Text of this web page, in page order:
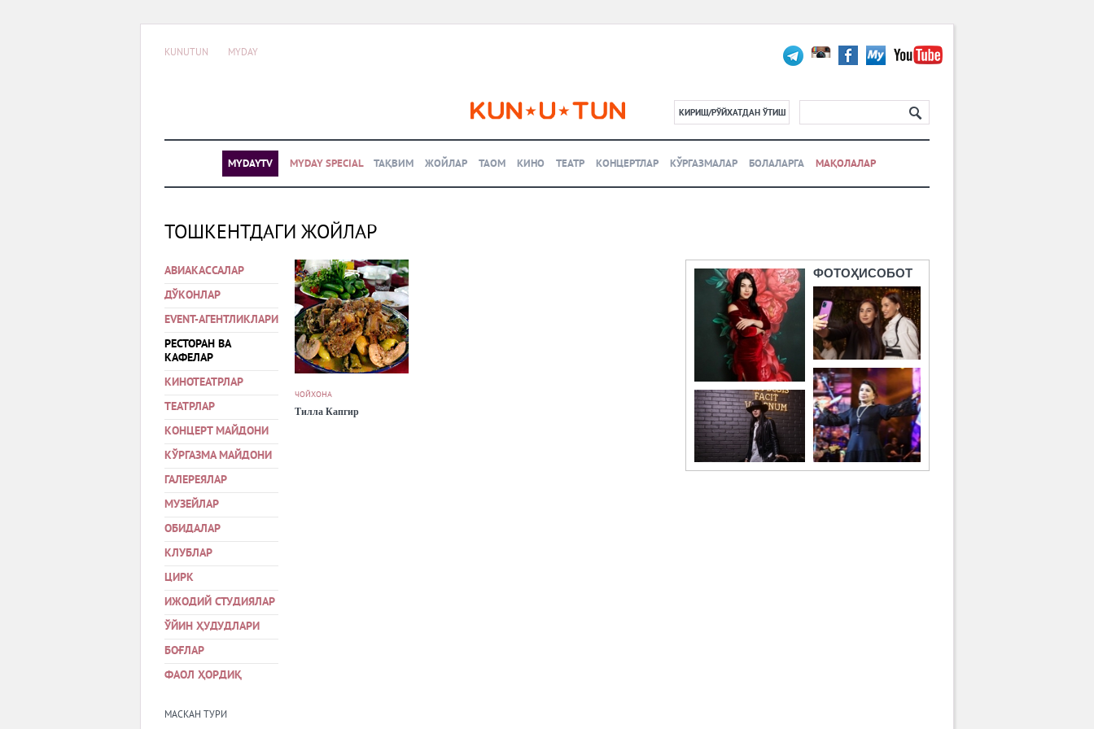
KUNUTUN MYDAY
КИРИШ/РЎЙХАТДАН ЎТИШ
MYDAYTV MYDAY SPECIAL ТАҚВИМ ЖОЙЛАР ТАОМ КИНО ТЕАТР КОНЦЕРТЛАР КЎРГАЗМАЛАР БОЛАЛАРГА МАҚОЛАЛАР
ТОШКЕНТДАГИ ЖОЙЛАР
АВИАКАССАЛАР
ДЎКОНЛАР
EVENT-АГЕНТЛИКЛАРИ
РЕСТОРАН ВА
КАФЕЛАР
КИНОТЕАТРЛАР
ТЕАТРЛАР
КОНЦЕРТ МАЙДОНИ
КЎРГАЗМА МАЙДОНИ
ГАЛЕРЕЯЛАР
МУЗЕЙЛАР
ОБИДАЛАР
КЛУБЛАР
ЦИРК
ИЖОДИЙ СТУДИЯЛАР
ЎЙИН ҲУДУДЛАРИ
БОҒЛАР
ФАОЛ ҲОРДИҚ
МАСКАН ТУРИ
ЧОЙХОНА
Тилла Капгир
ФОТОҲИСОБОТ